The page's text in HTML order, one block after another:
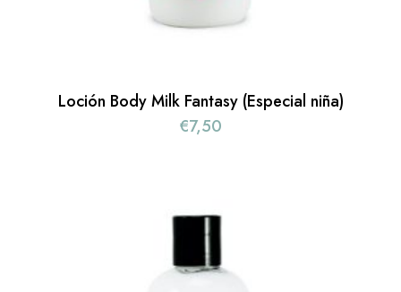
Loción Body Milk Fantasy (Especial niña)
€7,50